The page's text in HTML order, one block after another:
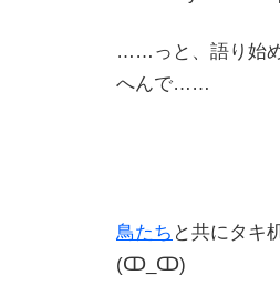
……っと、語り始
へんで……
鳥たち と共にタキ
(ↀ_ↀ)